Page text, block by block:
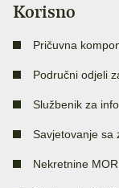
Korisno
Pričuvna
Područni odjeli
Službenik za
Savjetovanje sa
Nekretnine